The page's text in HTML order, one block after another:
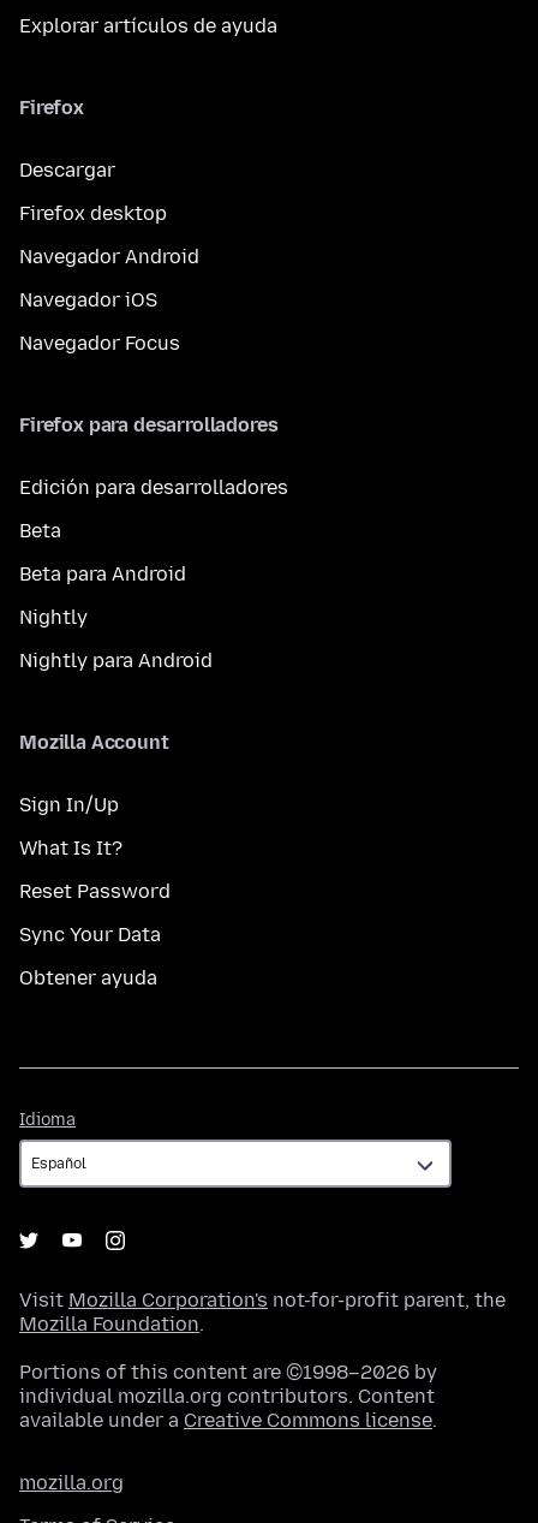
Explorar artículos de ayuda
Firefox
Descargar
Firefox desktop
Navegador Android
Navegador iOS
Navegador Focus
Firefox para desarrolladores
Edición para desarrolladores
Beta
Beta para Android
Nightly
Nightly para Android
Mozilla Account
Sign In/Up
What Is It?
Reset Password
Sync Your Data
Obtener ayuda
Idioma
Visit Mozilla Corporation's not-for-profit parent, the
Mozilla Foundation.
Portions of this content are ©1998–2026 by
individual mozilla.org contributors. Content
available under a Creative Commons license.
mozilla.org